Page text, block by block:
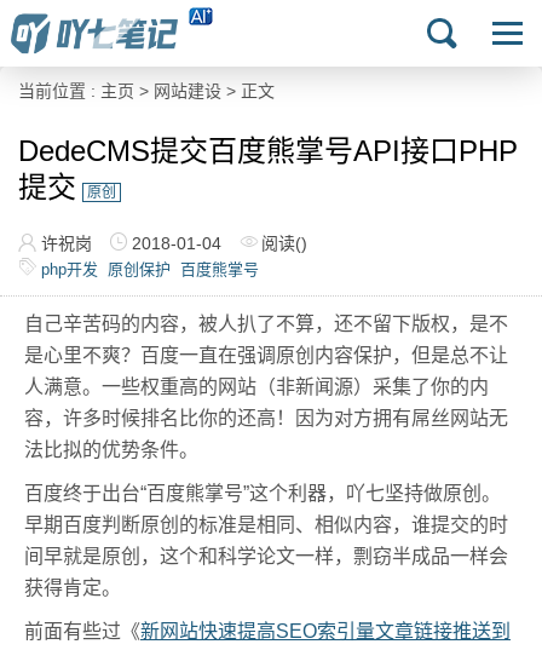
当前位置 : 主页 > 网站建设 > 正文
DedeCMS提交百度熊掌号API接口PHP
提交
原创
许祝岗 2018-01-04 阅读()
php开发 原创保护 百度熊掌号
自己辛苦码的内容，被人扒了不算，还不留下版权，是不
是心里不爽？百度一直在强调原创内容保护，但是总不让
人满意。一些权重高的网站（非新闻源）采集了你的内
容，许多时候排名比你的还高！因为对方拥有屌丝网站无
法比拟的优势条件。
百度终于出台“百度熊掌号”这个利器，吖七坚持做原创。
早期百度判断原创的标准是相同、相似内容，谁提交的时
间早就是原创，这个和科学论文一样，剽窃半成品一样会
获得肯定。
前面有些过《新网站快速提高SEO索引量文章链接推送到